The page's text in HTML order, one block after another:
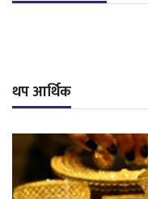
थप आर्थिक